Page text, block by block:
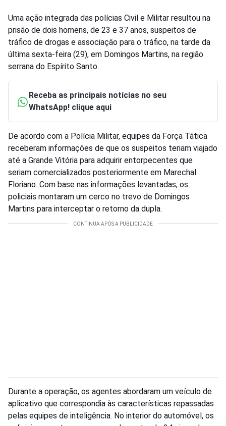
Uma ação integrada das polícias Civil e Militar resultou na
prisão de dois homens, de 23 e 37 anos, suspeitos de
tráfico de drogas e associação para o tráfico, na tarde da
última sexta-feira (29), em Domingos Martins, na região
serrana do Espírito Santo.
Receba as principais notícias no seu
WhatsApp! clique aqui
De acordo com a Polícia Militar, equipes da Força Tática
receberam informações de que os suspeitos teriam viajado
até a Grande Vitória para adquirir entorpecentes que
seriam comercializados posteriormente em Marechal
Floriano. Com base nas informações levantadas, os
policiais montaram um cerco no trevo de Domingos
Martins para interceptar o retorno da dupla.
Durante a operação, os agentes abordaram um veículo de
aplicativo que correspondia às características repassadas
pelas equipes de inteligência. No interior do automóvel, os